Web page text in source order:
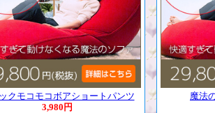
クモコモコボアショートパンツ
3,980円
魔法